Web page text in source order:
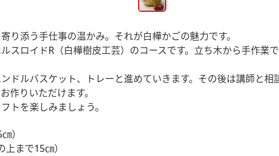
添う手仕事の温かみ。それが白樺かごの魅力です。
スロイドR（白樺樹皮工芸）のコースです。立ち木から手作業
ドルバスケット、トレーと進めていきます。その後は講師と
作りいただけます。
トを楽しみましょう。
）
まで15㎝）